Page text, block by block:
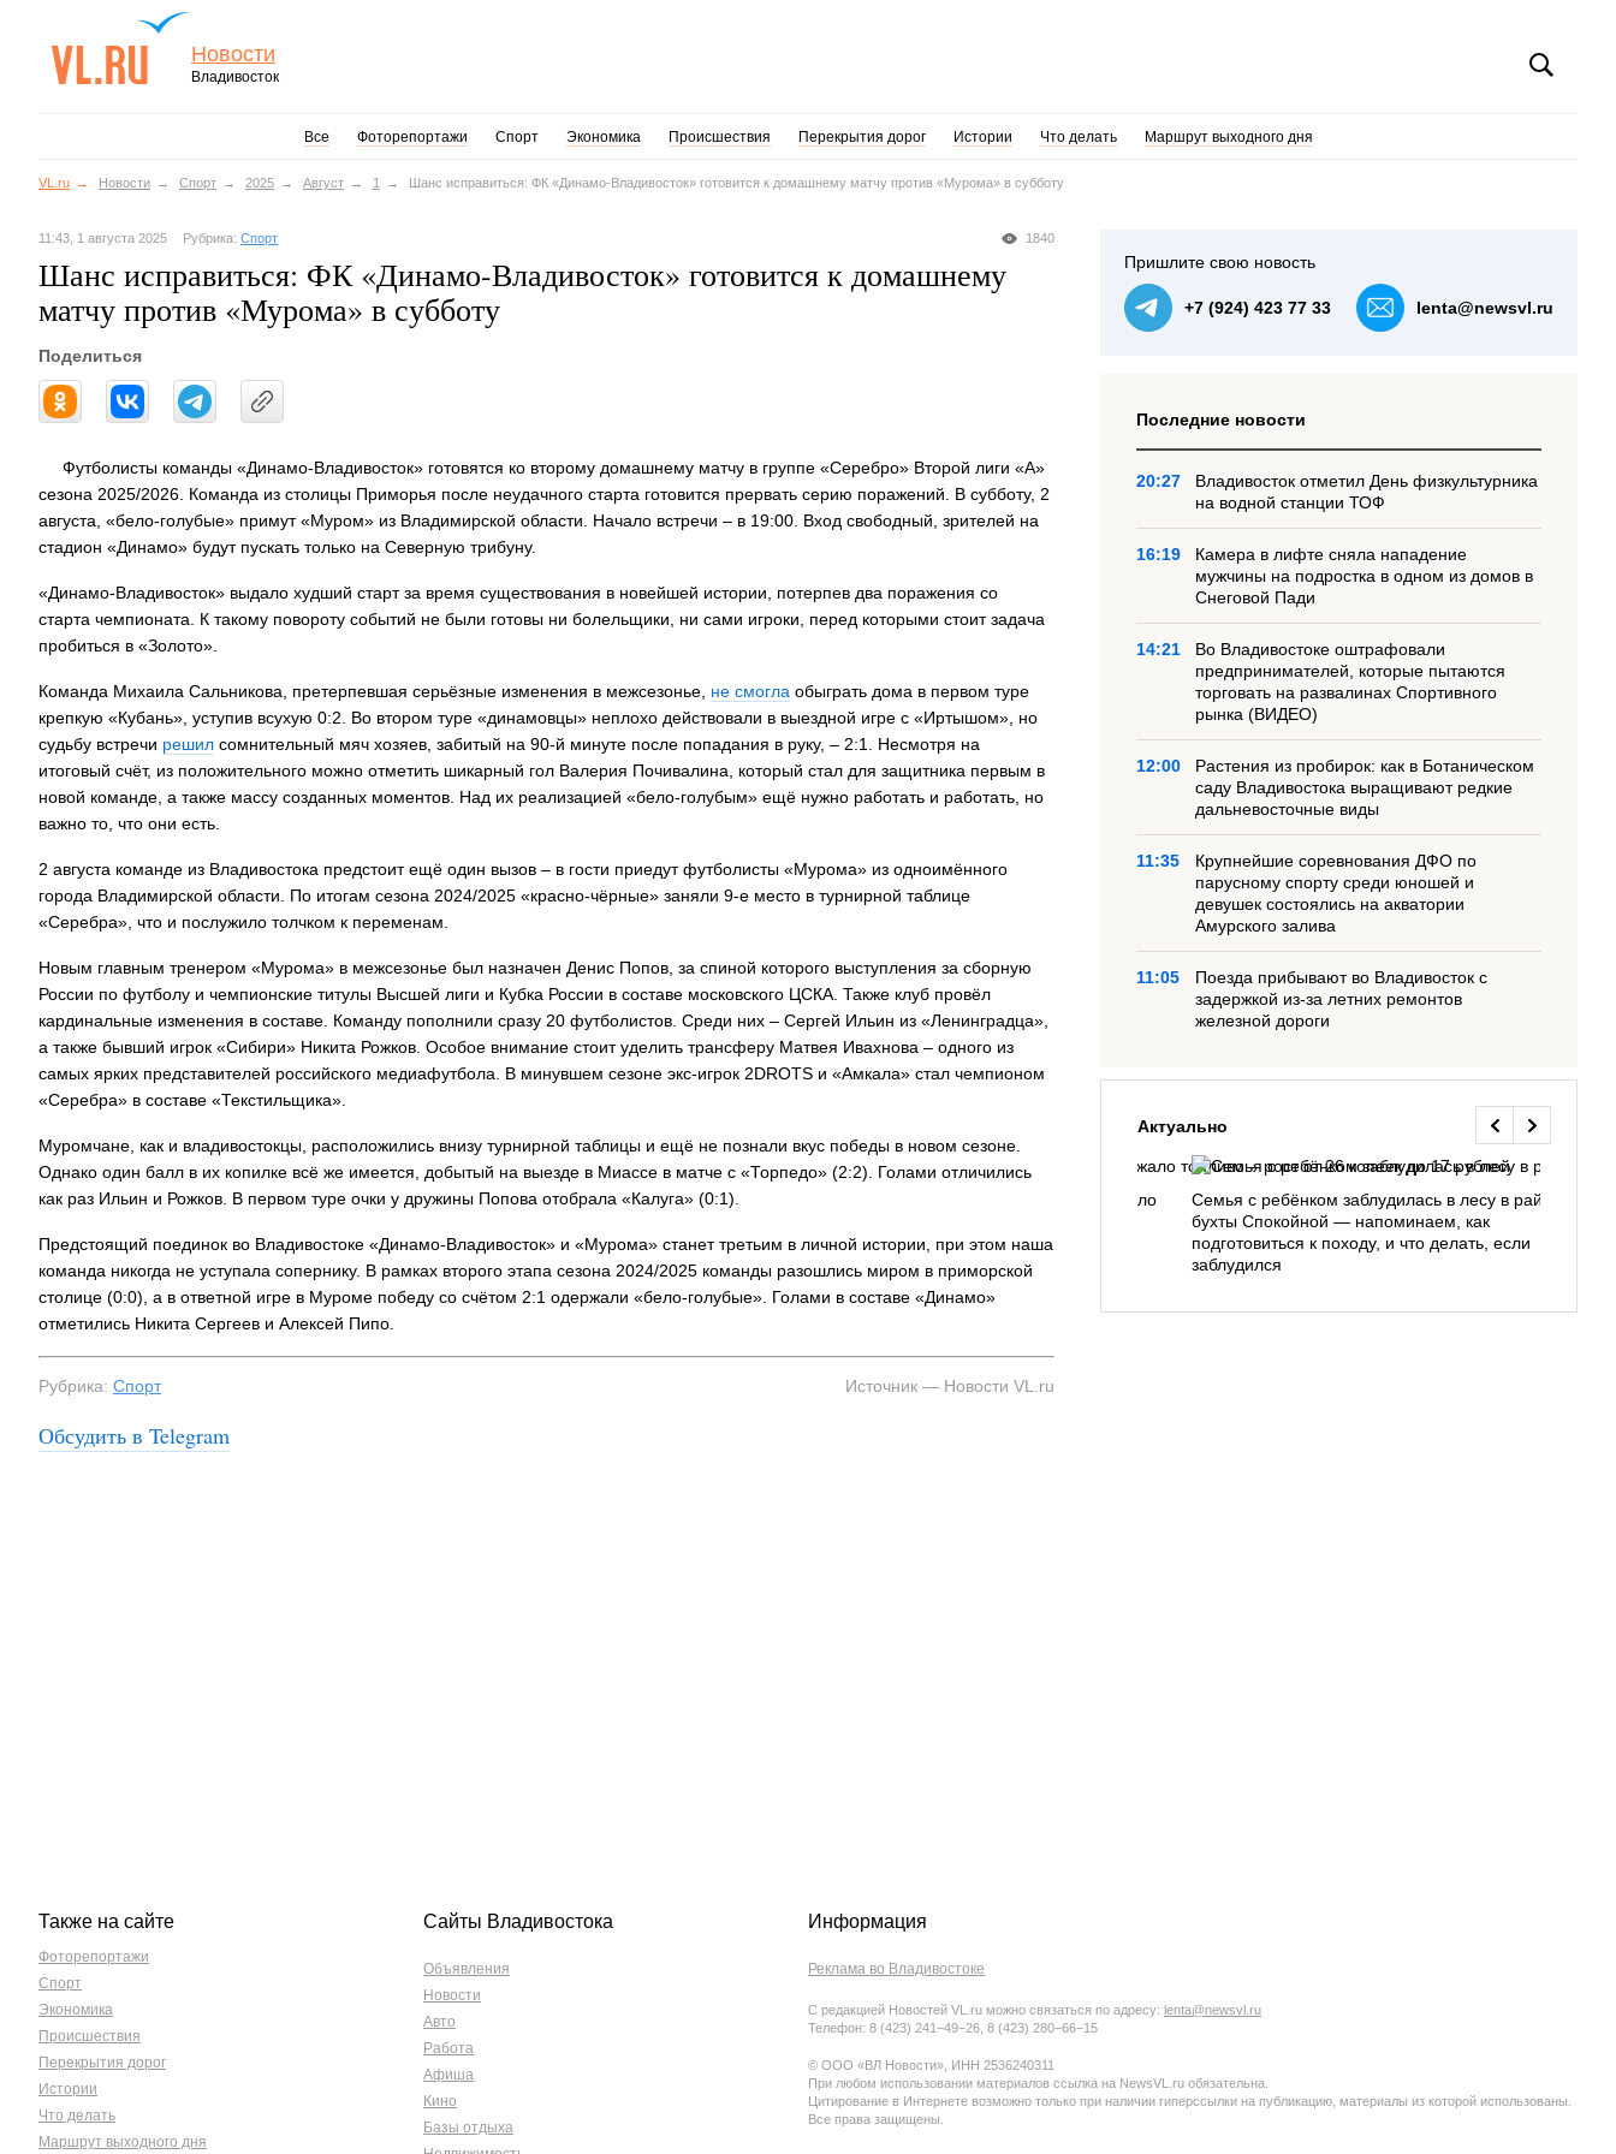
Новости
Владивосток
Все Фоторепортажи Спорт Экономика Происшествия Перекрытия дорог Истории Что делать Маршрут выходного дня
VL.ru Новости Спорт 2025 Август 1 Шанс исправиться: ФК «Динамо-Владивосток» готовится к домашнему матчу против «Мурома» в субботу
1840
11:43, 1 августа 2025 Рубрика: Спорт
Шанс исправиться: ФК «Динамо-Владивосток» готовится к домашнему
матчу против «Мурома» в субботу
Поделиться
Футболисты команды «Динамо-Владивосток» готовятся ко второму домашнему матчу в группе «Серебро» Второй лиги «А»
сезона 2025/2026. Команда из столицы Приморья после неудачного старта готовится прервать серию поражений. В субботу, 2
августа, «бело-голубые» примут «Муром» из Владимирской области. Начало встречи – в 19:00. Вход свободный, зрителей на
стадион «Динамо» будут пускать только на Северную трибуну.
«Динамо-Владивосток» выдало худший старт за время существования в новейшей истории, потерпев два поражения со
старта чемпионата. К такому повороту событий не были готовы ни болельщики, ни сами игроки, перед которыми стоит задача
пробиться в «Золото».
Команда Михаила Сальникова, претерпевшая серьёзные изменения в межсезонье, не смогла обыграть дома в первом туре
крепкую «Кубань», уступив всухую 0:2. Во втором туре «динамовцы» неплохо действовали в выездной игре с «Иртышом», но
судьбу встречи решил сомнительный мяч хозяев, забитый на 90-й минуте после попадания в руку, – 2:1. Несмотря на
итоговый счёт, из положительного можно отметить шикарный гол Валерия Почивалина, который стал для защитника первым в
новой команде, а также массу созданных моментов. Над их реализацией «бело-голубым» ещё нужно работать и работать, но
важно то, что они есть.
2 августа команде из Владивостока предстоит ещё один вызов – в гости приедут футболисты «Мурома» из одноимённого
города Владимирской области. По итогам сезона 2024/2025 «красно-чёрные» заняли 9-е место в турнирной таблице
«Серебра», что и послужило толчком к переменам.
Новым главным тренером «Мурома» в межсезонье был назначен Денис Попов, за спиной которого выступления за сборную
России по футболу и чемпионские титулы Высшей лиги и Кубка России в составе московского ЦСКА. Также клуб провёл
кардинальные изменения в составе. Команду пополнили сразу 20 футболистов. Среди них – Сергей Ильин из «Ленинградца»,
а также бывший игрок «Сибири» Никита Рожков. Особое внимание стоит уделить трансферу Матвея Ивахнова – одного из
самых ярких представителей российского медиафутбола. В минувшем сезоне экс-игрок 2DROTS и «Амкала» стал чемпионом
«Серебра» в составе «Текстильщика».
Муромчане, как и владивостокцы, расположились внизу турнирной таблицы и ещё не познали вкус победы в новом сезоне.
Однако один балл в их копилке всё же имеется, добытый на выезде в Миассе в матче с «Торпедо» (2:2). Голами отличились
как раз Ильин и Рожков. В первом туре очки у дружины Попова отобрала «Калуга» (0:1).
Предстоящий поединок во Владивостоке «Динамо-Владивосток» и «Мурома» станет третьим в личной истории, при этом наша
команда никогда не уступала сопернику. В рамках второго этапа сезона 2024/2025 команды разошлись миром в приморской
столице (0:0), а в ответной игре в Муроме победу со счётом 2:1 одержали «бело-голубые». Голами в составе «Динамо»
отметились Никита Сергеев и Алексей Пипо.
Рубрика: Спорт Источник — Новости VL.ru
Обсудить в Telegram
Пришлите свою новость
+7 (924) 423 77 33 lenta@newsvl.ru
Последние новости
20:27
Владивосток отметил День физкультурника
на водной станции ТОФ
16:19
Камера в лифте сняла нападение
мужчины на подростка в одном из домов в
Снеговой Пади
14:21
Во Владивостоке оштрафовали
предпринимателей, которые пытаются
торговать на развалинах Спортивного
рынка (ВИДЕО)
12:00
Растения из пробирок: как в Ботаническом
саду Владивостока выращивают редкие
дальневосточные виды
11:35
Крупнейшие соревнования ДФО по
парусному спорту среди юношей и
девушек состоялись на акватории
Амурского залива
11:05
Поезда прибывают во Владивосток с
задержкой из-за летних ремонтов
железной дороги
Актуально
На заправках Владивостока снова подорожало
Семья с ребёнком заблудилась в лесу в районе
бухты Спокойной — напоминаем, как
подготовиться к походу, и что делать, если
заблудился
Также на сайте
Фоторепортажи
Спорт
Экономика
Происшествия
Перекрытия дорог
Истории
Что делать
Маршрут выходного дня
Сайты Владивостока
Объявления
Новости
Авто
Работа
Афиша
Кино
Базы отдыха
Информация
Реклама во Владивостоке
С редакцией Новостей VL.ru можно связаться по адресу: lenta@newsvl.ru
Телефон: 8 (423) 241−49−26, 8 (423) 280−66−15
© ООО «ВЛ Новости», ИНН 2536240311
При любом использовании материалов ссылка на NewsVL.ru обязательна.
Цитирование в Интернете возможно только при наличии гиперссылки на публикацию, материалы из которой использованы.
Все права защищены.